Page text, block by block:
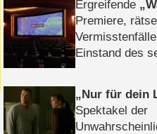
Ergreifende
Premiere,
Einstand des
Nur für dein
Spektakel der